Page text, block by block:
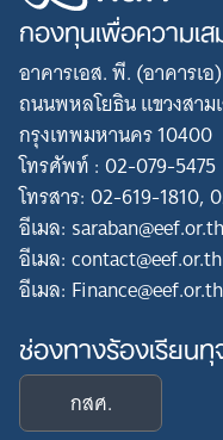
กองทุนเพื่อความเ
อาคารเอส. พี. (อาคารเ
ถนนพหลโยธิน แขวงสาม
กรุงเทพมหานคร 10400
โทรศัพท์ : 02-079-5475
โทรสาร: 02-619-1810,
อีเมล:
อีเมล:
อีเมล:
ช่องทางร้องเรียน
กสศ.